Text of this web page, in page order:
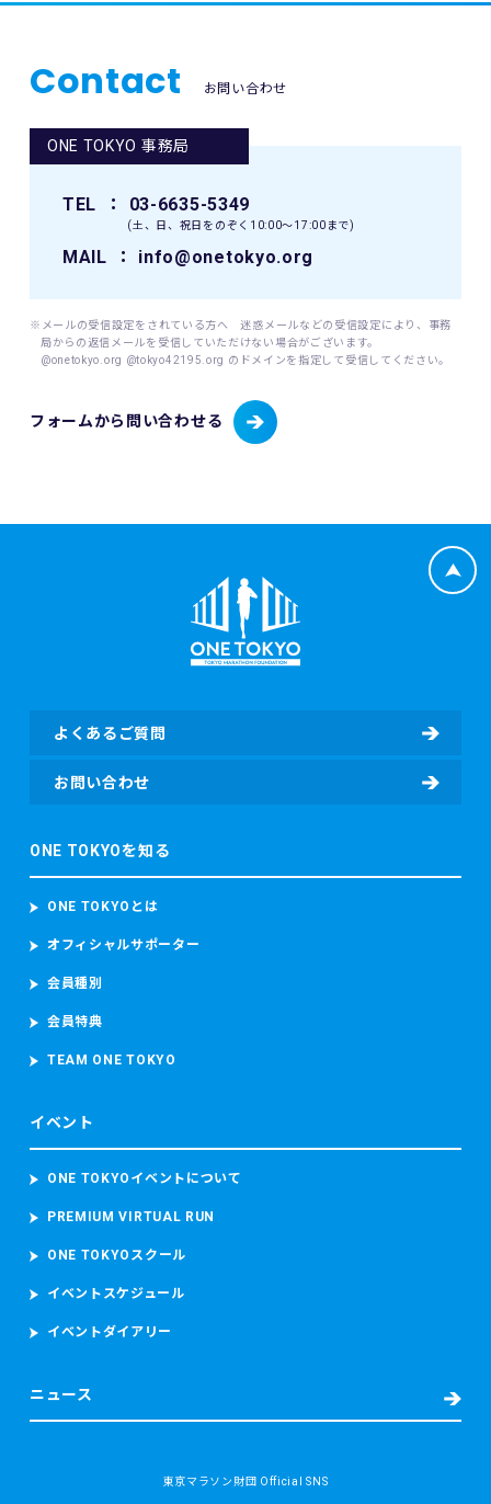
肖像、年齢、住所（国名、都道府県名または区市町村名）等
のテレビ・新聞・雑誌・SNS・インターネット等での掲載及
9. 本イベントの参加者が未成年の場合、親権者等法定代理人
11. 主催者は、必要と判断する場合いつでも本規約を変更で
宜の場所に掲示（及び登録されたメールアドレスへの通知
が）された時点からその効力を生じるものとみなされます。
Contact お問い合わせ
フォームから問い合わせる
ONE TOKYO 事務局
TEL ： 03-6635-5349
(土、日、祝日をのぞく10:00〜17:00まで)
MAIL ： info@onetokyo.org
※メールの受信設定をされている方へ 迷惑メールなどの受信設定により、事務
局からの返信メールを受信していただけない場合がございます。
@onetokyo.org @tokyo42195.org のドメインを指定して受信してください。
よくあるご質問
お問い合わせ
ONE TOKYOを知る
ONE TOKYOとは
オフィシャルサポーター
会員種別
会員特典
TEAM ONE TOKYO
イベント
ONE TOKYOイベントについて
PREMIUM VIRTUAL RUN
ONE TOKYOスクール
イベントスケジュール
イベントダイアリー
ニュース
東京マラソン財団 Official SNS